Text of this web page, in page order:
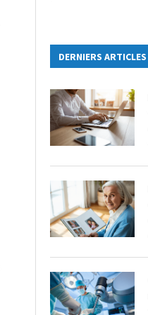
DERNIERS ARTICLES